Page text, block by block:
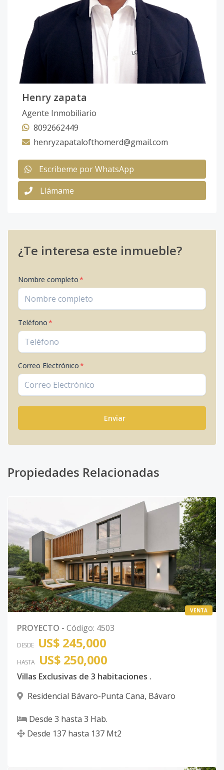
Henry zapata
Agente Inmobiliario
8092662449
henryzapatalofthomerd@gmail.com
Escribeme por WhatsApp
Llámame
¿Te interesa este inmueble?
Nombre completo*
Teléfono*
Correo Electrónico*
Enviar
Propiedades Relacionadas
VENTA
PROYECTO - Código: 4503
DESDE US$ 245,000
HASTA US$ 250,000
Villas Exclusivas de 3 habitaciones .
Residencial Bávaro-Punta Cana, Bávaro
Desde 3 hasta 3 Hab.
Desde 137 hasta 137 Mt2